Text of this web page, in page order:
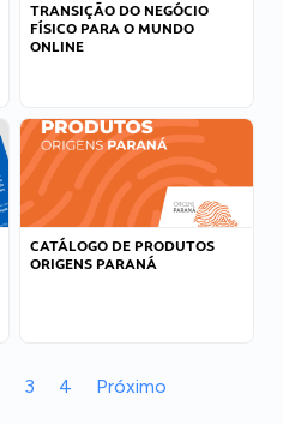
TRANSIÇÃO DO NEGÓCIO
FÍSICO PARA O MUNDO
ONLINE
CATÁLOGO DE PRODUTOS
ORIGENS PARANÁ
3 4 Próximo